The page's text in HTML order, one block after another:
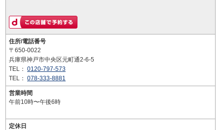
住所/電話番号
〒650-0022
兵庫県神戸市中央区元町通2-6-5
TEL： 0120-797-573
TEL： 078-333-8881
営業時間
午前10時〜午後6時
定休日